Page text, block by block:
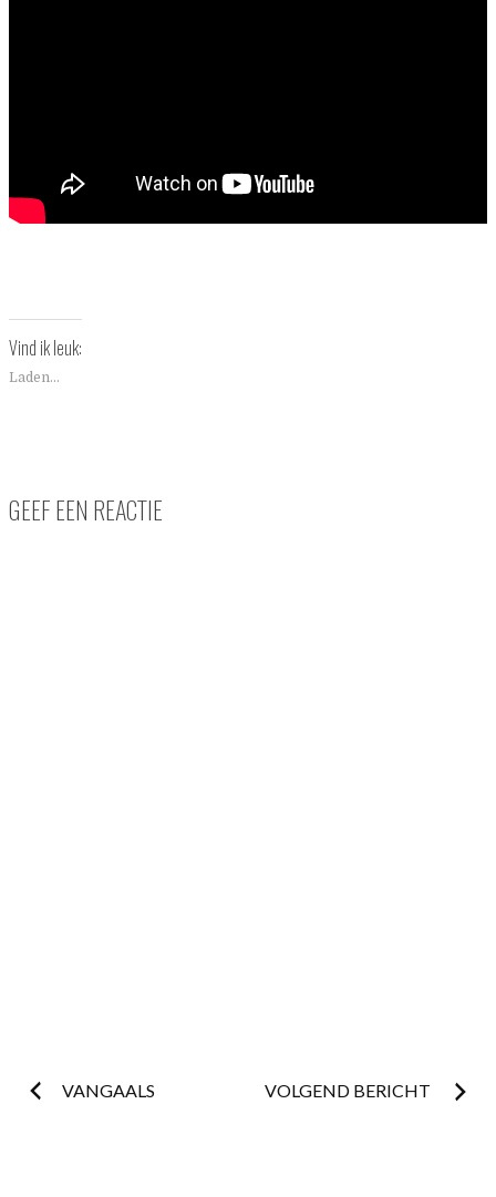
Vind ik leuk:
Laden...
GEEF EEN REACTIE
Postnavigatie
VANGAALS VOLGEND BERICHT